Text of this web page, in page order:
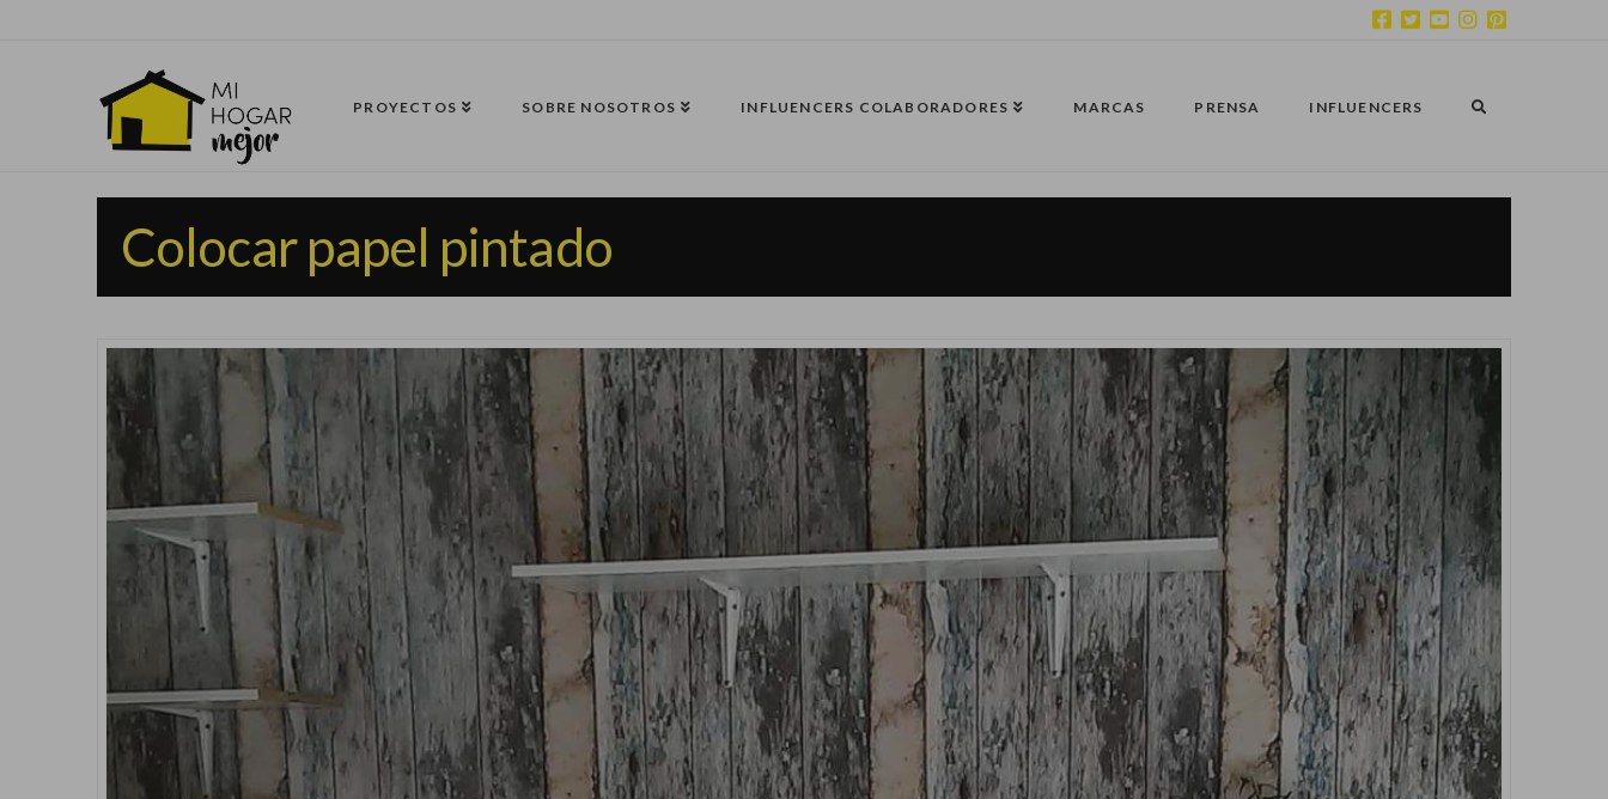
PROYECTOS SOBRE NOSOTROS INFLUENCERS COLABORADORES MARCAS PRENSA INFLUENCERS
Colocar papel pintado